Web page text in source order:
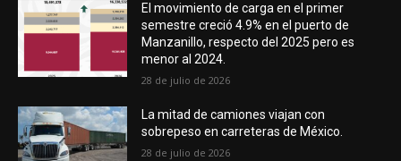
El movimiento de carga en el primer
semestre creció 4.9% en el puerto de
Manzanillo, respecto del 2025 pero es
menor al 2024.
28 de julio de 2026
La mitad de camiones viajan con
sobrepeso en carreteras de México.
28 de julio de 2026